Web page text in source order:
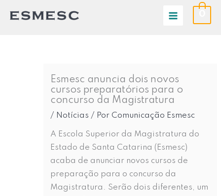
para
Esmesc anuncia dois novos
cursos preparatórios para o
concurso da Magistratura
/ Notícias / Por Comunicação Esmesc
A Escola Superior da Magistratura do
Estado de Santa Catarina (Esmesc)
acaba de anunciar novos cursos de
preparação para o concurso da
Magistratura. Serão dois diferentes, um